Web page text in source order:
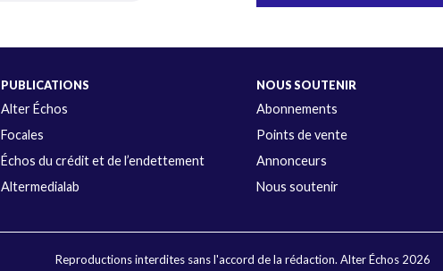
PUBLICATIONS
Alter Échos
Focales
Échos du crédit et de l’endettement
Altermedialab
NOUS SOUTENIR
Abonnements
Points de vente
Annonceurs
Nous soutenir
Reproductions interdites sans l'accord de la rédaction. Alter Échos 2026